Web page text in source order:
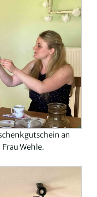
an
Wehle.